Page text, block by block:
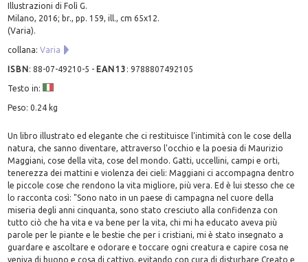
Illustrazioni di Folì G.
Milano, 2016; br., pp. 159, ill., cm 65x12.
(Varia).
collana:Varia
ISBN:88-07-49210-5 - EAN13 :9788807492105
Testo in:
Peso: 0.24 kg
Un libro illustrato ed elegante che ci restituisce l'intimità con le cose della
natura, che sanno diventare, attraverso l'occhio e la poesia di Maurizio
Maggiani, cose della vita, cose del mondo. Gatti, uccellini, campi e orti,
tenerezza dei mattini e violenza dei cieli: Maggiani ci accompagna dentro
le piccole cose che rendono la vita migliore, più vera. Ed è lui stesso che ce
lo racconta così: "Sono nato in un paese di campagna nel cuore della
miseria degli anni cinquanta, sono stato cresciuto alla confidenza con
tutto ciò che ha vita e va bene per la vita, chi mi ha educato aveva più
parole per le piante e le bestie che per i cristiani, mi è stato insegnato a
guardare e ascoltare e odorare e toccare ogni creatura e capire cosa ne
veniva di buono e cosa di cattivo, evitando con cura di disturbare Creato e